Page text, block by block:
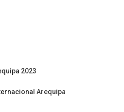
2023
Arequipa